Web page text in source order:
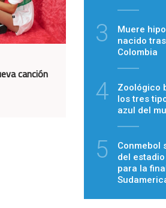
canción
3
Muere
nacido
Colombia
4
Zoológico
los tres
azul del
5
Conmebol
del
para la